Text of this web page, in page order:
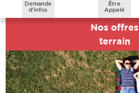
Demande
d'infos
Être
Appelé
Nos offres
terrain